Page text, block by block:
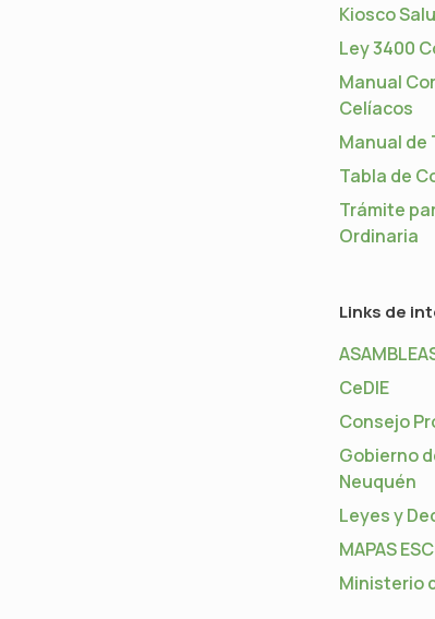
Kiosco
Ley 3400
Manual
Celíacos
Manual de
Tabla de
Trámite
Ordinaria
Links de
CeDIE
Consejo
Gobierno
Neuquén
Leyes y
MAPAS
Ministerio